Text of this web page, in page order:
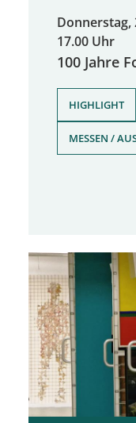
Donnerstag,
17.00 Uhr
100 Jahre
HIGHLIGHT
MESSEN /